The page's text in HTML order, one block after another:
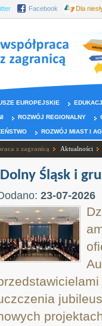
Facebook Dla
EUROPEJSKIE
ROZWÓJ REGIONALNY
ROZWÓJ MIAST I
z zagranicą Aktualności
Dolny Śląsk i
23-07-2026